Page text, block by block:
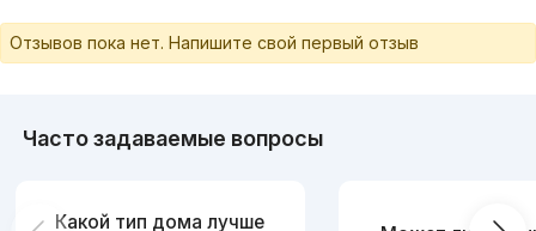
Отзывов пока нет. Напишите свой первый отзыв
Часто задаваемые вопросы
Какой тип дома лучше